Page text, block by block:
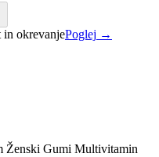
in okrevanjePoglej →
Ženski Gumi Multivitamin